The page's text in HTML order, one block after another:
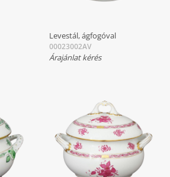
Levestál, ágfogóval
00023002AV
Árajánlat kérés